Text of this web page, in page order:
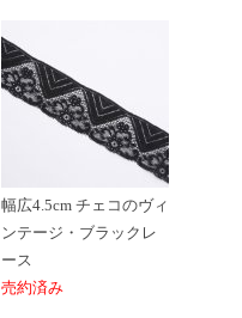
幅広4.5cm チェコのヴィ
ンテージ・ブラックレ
ース
売約済み